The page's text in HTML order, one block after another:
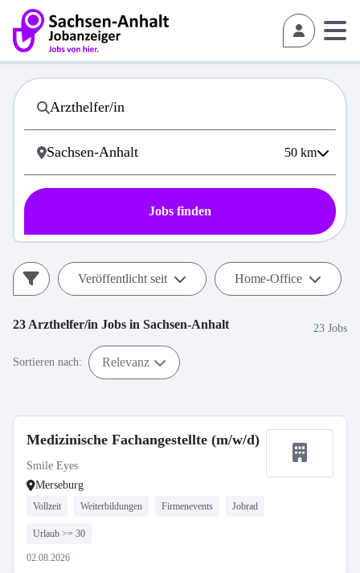
50 km
Jobs finden
Veröffentlicht seit Home-Office
23 Arzthelfer/in Jobs in Sachsen-Anhalt 23 Jobs
Sortieren nach: Relevanz
Medizinische Fachangestellte (m/w/d)
Smile Eyes
Merseburg
Vollzeit Weiterbildungen Firmenevents Jobrad
Urlaub >= 30
02.08.2026